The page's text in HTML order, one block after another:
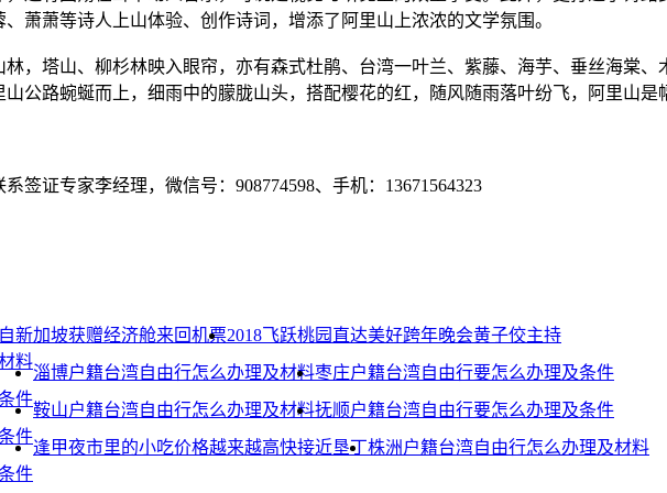
萧萧等诗人上山体验、创作诗词，增添了阿里山上浓浓的文学氛围。
，塔山、柳杉林映入眼帘，亦有森式杜鹃、台湾一叶兰、紫藤、海芋、垂丝海棠、
公路蜿蜒而上，细雨中的朦胧山头，搭配樱花的红，随风随雨落叶纷飞，阿里山是
签证专家李经理，微信号：908774598、手机：13671564323
新加坡获赠经济舱来回机票2018飞跃桃园直达美好跨年晚会黄子佼主持
料
淄博户籍台湾自由行怎么办理及材料枣庄户籍台湾自由行要怎么办理及条件
件
鞍山户籍台湾自由行怎么办理及材料抚顺户籍台湾自由行要怎么办理及条件
件
逢甲夜市里的小吃价格越来越高快接近垦丁株洲户籍台湾自由行怎么办理及材料
件